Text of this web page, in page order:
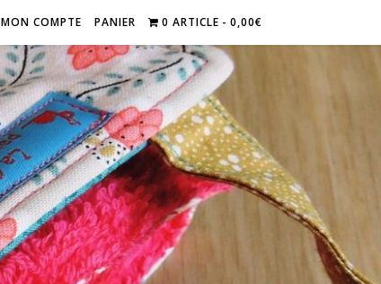
MON COMPTE PANIER 0 ARTICLE 0,00€